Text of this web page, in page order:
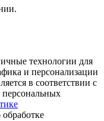
технологии для
и персонализации
в соответствии с